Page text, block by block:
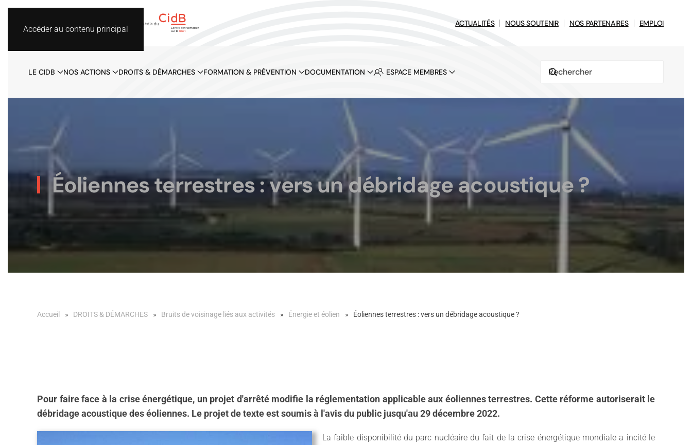
Accéder au contenu principal
ACTUALITÉS NOUS SOUTENIR NOS PARTENAIRES EMPLOI
LE CIDB NOS ACTIONS DROITS & DÉMARCHES FORMATION & PRÉVENTION DOCUMENTATION ESPACE MEMBRES
Éoliennes terrestres : vers un débridage acoustique ?
Accueil DROITS & DÉMARCHES Bruits de voisinage liés aux activités Énergie et éolien Éoliennes terrestres : vers un débridage acoustique ?
Pour faire face à la crise énergétique, un projet d'arrêté modifie la réglementation applicable aux éoliennes terrestres. Cette réforme autoriserait le
débridage acoustique des éoliennes. Le projet de texte est soumis à l'avis du public jusqu'au 29 décembre 2022.
La faible disponibilité du parc nucléaire du fait de la crise énergétique mondiale a incité le